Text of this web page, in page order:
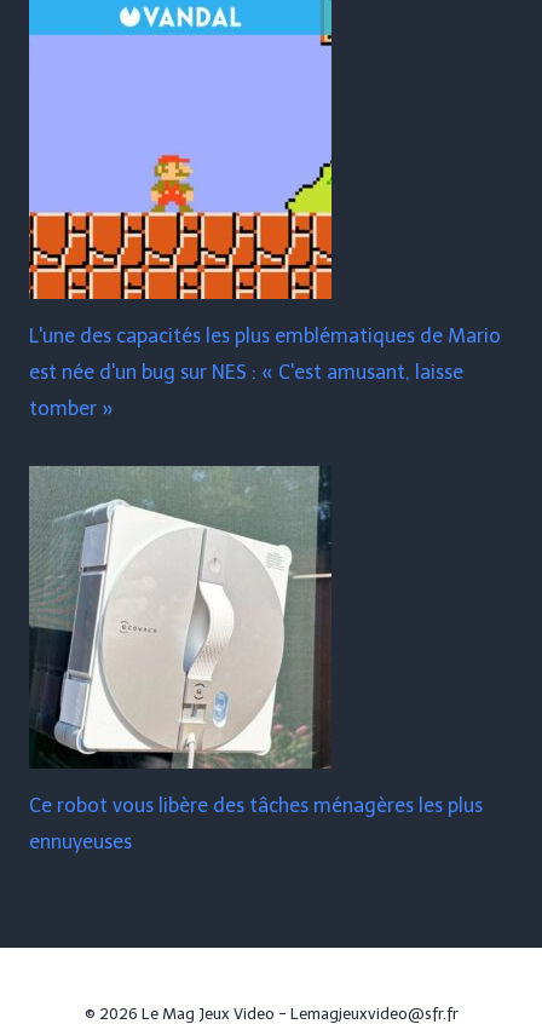
L'une des capacités les plus emblématiques de Mario
est née d'un bug sur NES : « C'est amusant, laisse
tomber »
Ce robot vous libère des tâches ménagères les plus
ennuyeuses
© 2026 Le Mag Jeux Video - Lemagjeuxvideo@sfr.fr